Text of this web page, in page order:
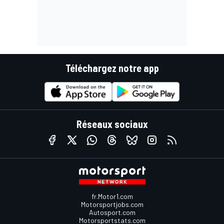
Téléchargez notre app
Réseaux sociaux
fr.Motor1.com
Motorsportjobs.com
Autosport.com
Motorsportstats.com